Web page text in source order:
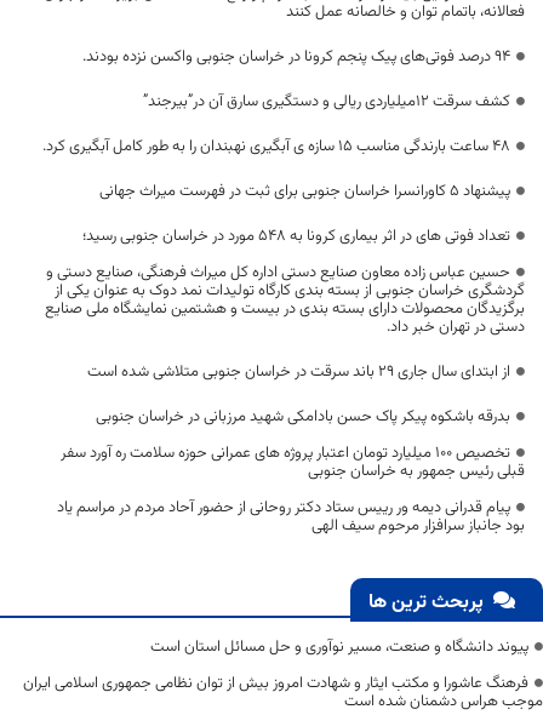
فعالانه، باتمام توان و خالصانه عمل کنند
94 درصد فوتی‌های پیک پنجم کرونا در خراسان جنوبی واکسن نزده بودند.
کشف سرقت 12میلیاردی ریالی و دستگیری سارق آن در”بیرجند”
48 ساعت بارندگی مناسب 15 سازه ی آبگیری نهبندان را به طور کامل آبگیری کرد.
پیشنهاد 5 کاورانسرا خراسان جنوبی برای ثبت در فهرست میراث جهانی
تعداد فوتی های در اثر بیماری کرونا به 548 مورد در خراسان جنوبی رسید؛
حسین عباس زاده معاون صنایع دستی اداره کل میراث فرهنگی، صنایع دستی و
گردشگری خراسان جنوبی از بسته بندی کارگاه تولیدات نمد دوک به عنوان یکی از
برگزیدگان محصولات دارای بسته بندی در بیست و هشتمین نمایشگاه ملی صنایع
دستی در تهران خبر داد.
از ابتدای سال جاری ۲۹ باند سرقت در خراسان جنوبی متلاشی شده است
بدرقه باشکوه پیکر پاک حسن بادامکی شهید مرزبانی در خراسان جنوبی
تخصیص ۱۰۰ میلیارد تومان اعتبار پروژه های عمرانی حوزه سلامت ره آورد سفر
قبلی رئیس جمهور به خراسان جنوبی
پیام قدرانی دیمه ور رییس ستاد دکتر روحانی از حضور آحاد مردم در مراسم یاد
بود جانباز سرافزار مرحوم سیف الهی
پربحث ترین ها
پیوند دانشگاه و صنعت، مسیر نوآوری و حل مسائل استان است
فرهنگ عاشورا و مکتب ایثار و شهادت امروز بیش از توان نظامی جمهوری اسلامی ایران
موجب هراس دشمنان شده است